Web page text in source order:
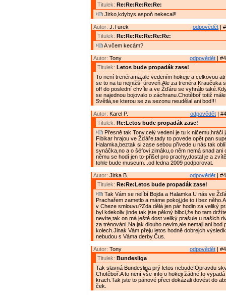
Titulek: Re:Re:Re:Re:Re:
Jirko,kdybys aspoň nekecal!!
odpovědět |
Autor: J.Turek
Titulek: Re:Re:Re:Re:Re:Re:
A včem kecám?
odpovědět |
Autor: Tony
Titulek: Letos bude propadák zase!
To není trenérama,ale vedením hokeje a celkovou
se to na tu nejnižší úroveň.Ale za trenéra Kraučuka
off do poslední chvíle a ve Žďáru se vyhrálo
se najednou bojovalo o záchranu.Chotěboř totiž
Světlá,se kterou se za sezonu neudělal ani bod!!!
odpovědět |
Autor: Karel P.
Titulek: Re:Letos bude propadák zase!
Přesně tak Tony,celý vedení je tu k ničemu,hráči
Fibikar hrajou ve Žďáře,tady to povede opět pan
Halamka,beztak si zase sebou přivede u nás tak
synáčka,no a o šéfovi zimáku,o něm nemá snad ani
němu se hodí jen to-přišel pro prachy,dostal je a
tohle bude museum...od ledna 2009 podporovat.
odpovědět |
Autor: Jirka B.
Titulek: Re:Re:Letos bude propadák zase!
Tak Vám se nelíbí Bojda a Halamka.U nás ve
Prachařem zametlo a máme pokoj,jde to i bez
v Cheze smlouvu?Zda dělá jen pár hodin za veliký
byl kdekoliv jinde,tak jste pěkný blbci,že ho tam
nevíte,tak on má ještě dost veliký prašule u našich
za trénování.Na jak dlouho nevim,ale nemaji ani bod
kolech.Jinak Vám přeju letos hodně dobrejch
nebudou s Váma derby.Čus.
odpovědět |
Autor: Tony
Titulek: Bundesliga
Tak slavná Bundesliga prý letos nebude!Opravdu
Chotěboř.A to není vše-info o hokeji žádné,to
krach.Tak jste to pánové přeci dokázali dovést do
ček.